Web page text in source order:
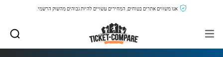
אנו משווים אתרים בטוחים, המחירים עשויים להיות גבוהים מהשוק הרשמי.